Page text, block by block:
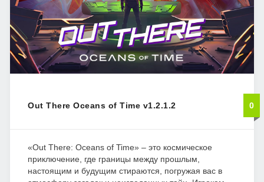
Out There Oceans of Time v1.2.1.2 0
«Out There: Oceans of Time» – это космическое
приключение, где границы между прошлым,
настоящим и будущим стираются, погружая вас в